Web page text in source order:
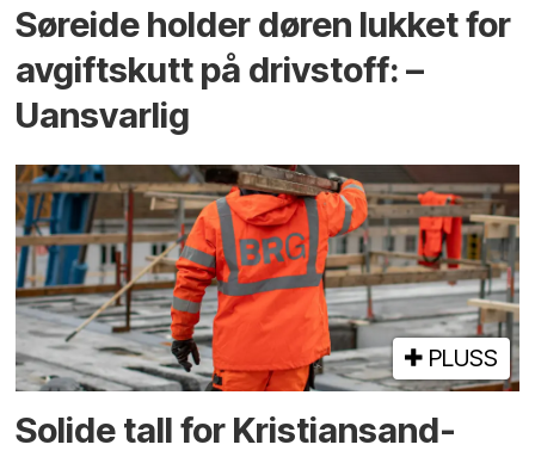
Søreide holder døren lukket for
avgiftskutt på drivstoff: –
Uansvarlig
PLUSS
Solide tall for Kristiansand-